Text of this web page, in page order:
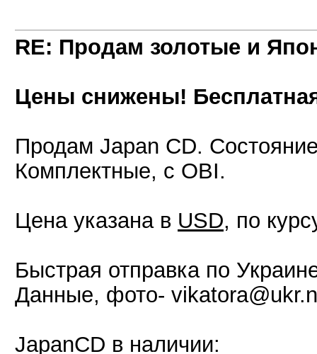
RE: Продам золотые и
Цены снижены!
Продам Japan CD.
Комплектные, с OBI.
Цена указана в USD, по
Быстрая отправка по
Данные, фото-
JapanCD в наличии: